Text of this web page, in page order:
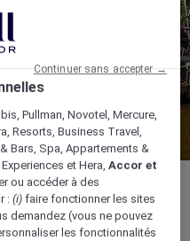
Pullman, Novotel, Mercure,
Resorts, Business Travel,
Bars, Spa, Appartements &
et Hera,Accor et
ou accéder à des
:(i) faire fonctionner les sites
demandez (vous ne pouvez
les fonctionnalités
Continuer sans accepter →